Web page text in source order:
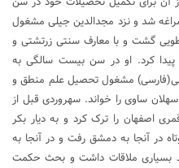
شد و نزد مجدالدین جیلی مشغول
گشت و با معارف سنتی زرتشتی و
پیدا کرد. او در سن بیست سالگی به
مشغول تحصیل علم‌ منطق و
ساوی را خواند. سهروردی قبل از
سالگی بین سال‌های ۵۷۷ – ۵۷۸ قمری اصفهان را ترک کرد و به دیار بکر
در آنجا به دمشق رفت و در آنجا به
بسیاری ملاقات داشت و بحث حکمت‌